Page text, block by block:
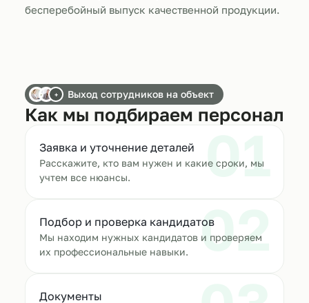
бесперебойный выпуск качественной продукции.
+ Выход сотрудников на объект
Как мы подбираем персонал
01
Заявка и уточнение деталей
Расскажите, кто вам нужен и какие сроки, мы
учтем все нюансы.
02
Подбор и проверка кандидатов
Мы находим нужных кандидатов и проверяем
их профессиональные навыки.
Документы